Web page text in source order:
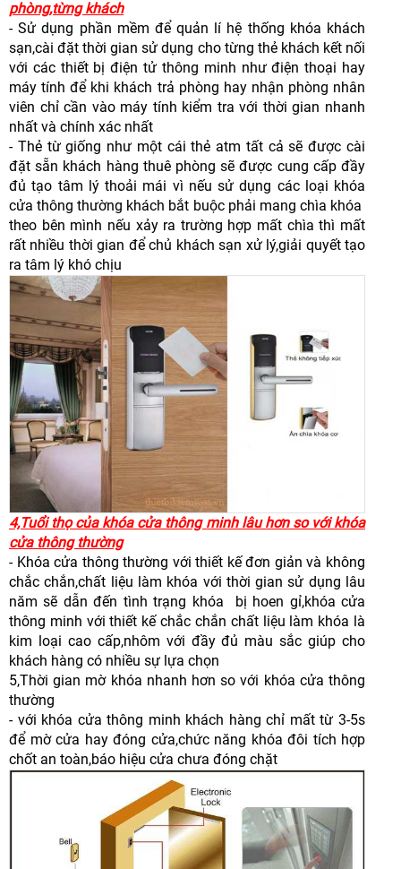
phòng,từng khách
- Sử dụng phần mềm để quản lí hệ thống khóa khách
sạn,cài đặt thời gian sử dụng cho từng thẻ khách kết nối
với các thiết bị điện tử thông minh như điện thoại hay
máy tính để khi khách trả phòng hay nhận phòng nhân
viên chỉ cần vào máy tính kiểm tra với thời gian nhanh
nhất và chính xác nhất
- Thẻ từ giống như một cái thẻ atm tất cả sẽ được cài
đặt sẵn khách hàng thuê phòng sẽ được cung cấp đầy
đủ tạo tâm lý thoải mái vì nếu sử dụng các loại khóa
cửa thông thường khách bắt buộc phải mang chìa khóa
theo bên mình nếu xảy ra trường hợp mất chìa thì mất
rất nhiều thời gian để chủ khách sạn xử lý,giải quyết tạo
ra tâm lý khó chịu
4,Tuổi thọ của khóa cửa thông minh lâu hơn so với khóa
cửa thông thường
- Khóa cửa thông thường với thiết kế đơn giản và không
chắc chắn,chất liệu làm khóa với thời gian sử dụng lâu
năm sẽ dẫn đến tình trạng khóa bị hoen gỉ,khóa cửa
thông minh với thiết kế chắc chắn chất liệu làm khóa là
kim loại cao cấp,nhôm với đầy đủ màu sắc giúp cho
khách hàng có nhiều sự lựa chọn
5,Thời gian mờ khóa nhanh hơn so với khóa cửa thông
thường
- với khóa cửa thông minh khách hàng chỉ mất từ 3-5s
để mờ cửa hay đóng cửa,chức năng khóa đôi tích hợp
chốt an toàn,báo hiệu cửa chưa đóng chặt